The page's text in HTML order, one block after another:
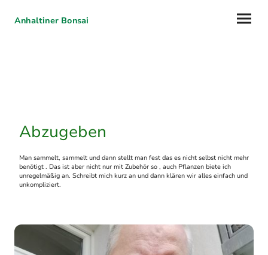
Anhaltiner Bonsai
Abzugeben
Man sammelt, sammelt und dann stellt man fest das es nicht selbst nicht mehr
benötigt . Das ist aber nicht nur mit Zubehör so , auch Pflanzen biete ich
unregelmäßig an. Schreibt mich kurz an und dann klären wir alles einfach und
unkompliziert.